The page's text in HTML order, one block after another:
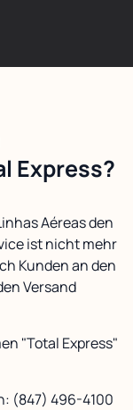
Express?
Aéreas den
ist nicht mehr
Kunden an den
Versand
"Total Express"
(847) 496-4100